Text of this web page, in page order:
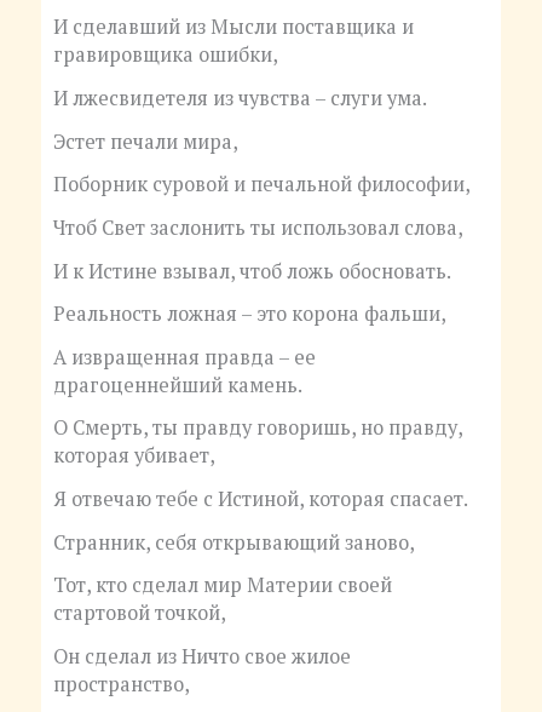
И сделавший из Мысли поставщика и
гравировщика ошибки,
И лжесвидетеля из чувства – слуги ума.
Эстет печали мира,
Поборник суровой и печальной философии,
Чтоб Свет заслонить ты использовал слова,
И к Истине взывал, чтоб ложь обосновать.
Реальность ложная – это корона фальши,
А извращенная правда – ее
драгоценнейший камень.
О Смерть, ты правду говоришь, но правду,
которая убивает,
Я отвечаю тебе с Истиной, которая спасает.
Странник, себя открывающий заново,
Тот, кто сделал мир Материи своей
стартовой точкой,
Он сделал из Ничто свое жилое
пространство,